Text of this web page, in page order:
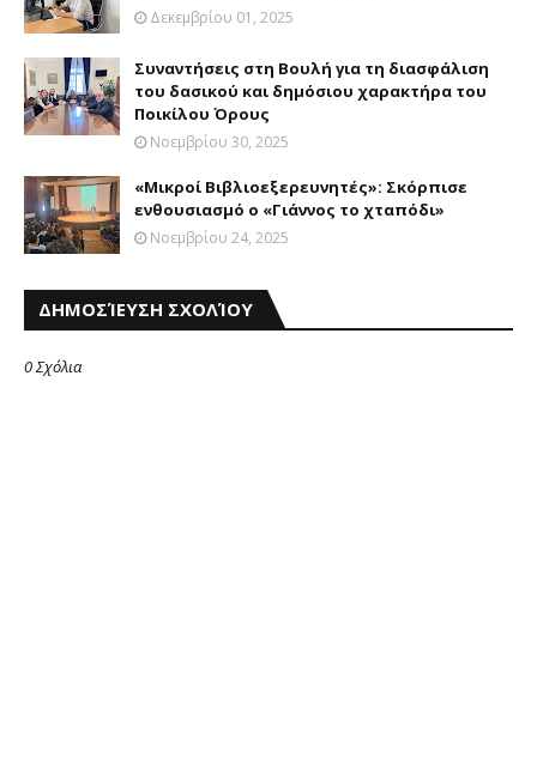
Δεκεμβρίου 01, 2025
Συναντήσεις στη Βουλή για τη διασφάλιση
του δασικού και δημόσιου χαρακτήρα του
Ποικίλου Όρους
Νοεμβρίου 30, 2025
«Μικροί Βιβλιοεξερευνητές»: Σκόρπισε
ενθουσιασμό ο «Γιάννος το χταπόδι»
Νοεμβρίου 24, 2025
ΔΗΜΟΣΊΕΥΣΗ ΣΧΟΛΊΟΥ
0 Σχόλια